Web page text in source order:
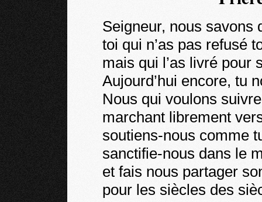
Seigneur, nous savons
toi qui n’as pas refusé
mais qui l’as livré pour
Aujourd’hui encore, tu
Nous qui voulons
marchant librement
soutiens-nous comme
sanctifie-nous dans le
et fais nous partager
pour les siècles des